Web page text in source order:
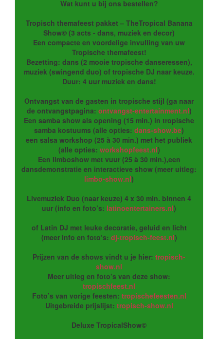
Wat kunt u bij ons bestellen?
Tropisch themafeest pakket – TheTropical Banana
Show© (3 acts - dans, muziek en decor)
Een compacte en voordelige invulling van uw
Tropische themafeest!
Bezetting: dans (2 mooie tropische danseressen),
muziek (swingend duo) of tropische DJ naar keuze.
Duur: 4 uur muziek en dans!
Ontvangst van de gasten in tropische stijl (ga naar
de ontvangstpagina: ontvangst-entertainment.nl)
Een samba show als opening (15 min.) in tropische
samba kostuums (alle opties: dans-show.be)
een salsa workshop (25 à 30 min.) met het publiek
(alle opties: workshopfeest.nl)
Een limboshow met vuur (25 à 30 min.),een
dansdemonstratie en interactieve show (meer uitleg:
limbo-show.nl)
Livemuziek Duo (naar keuze) 4 x 30 min. binnen 4
uur (info en foto’s: latinoentertainers.nl)
of Latin DJ met leuke decoratie, geluid en licht
(meer info en foto’s: dj-tropisch-feest.nl)
Prijzen van de shows vindt u je hier: tropisch-
show.nl
Meer uitleg en foto’s van deze show:
tropischfeest.nl
Foto’s van vorige feesten: tropischefeesten.nl
Uitgebreide prijslijst: tropisch-show.nl
Deluxe TropicalShow©